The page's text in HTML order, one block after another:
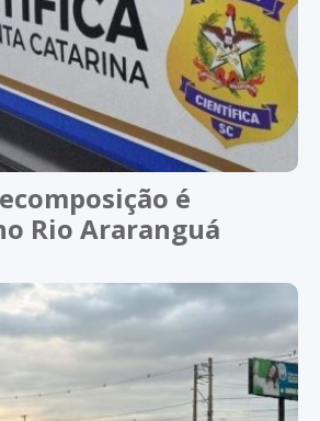
é
Rio Araranguá